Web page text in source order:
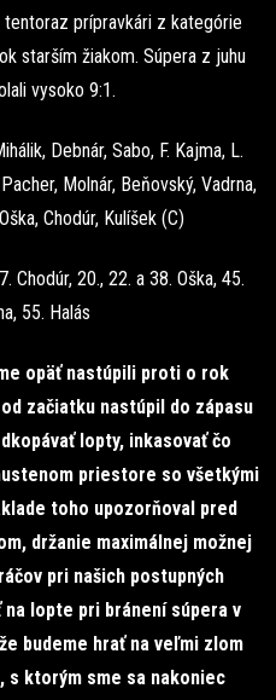
prípravkári z kategórie
starším žiakom. Súpera z juhu
vysoko 9:1.
Debnár, Sabo, F. Kajma, L.
Molnár, Beňovský, Vadrna,
Chodúr, Kulíšek (C)
Chodúr, 20., 22. a 38. Oška, 45.
55. Halás
opäť nastúpili proti o rok
začiatku nastúpil do zápasu
lopty, inkasovať čo
priestore so všetkými
toho upozorňoval pred
držanie maximálnej možnej
pri našich postupných
lopte pri bránení súpera v
budeme hrať na veľmi zlom
s ktorým sme sa nakoniec